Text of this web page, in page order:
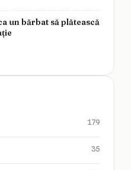
un bărbat să plătească
179
35